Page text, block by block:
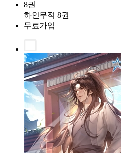
8권
하인무적 8권
무료가입